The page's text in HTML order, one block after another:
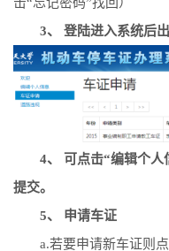
击“忘记密码”找回）
3、 登陆进入系统后
4、 可点击“编辑个
提交。
5、
申请车证
a.若要申请新车证则